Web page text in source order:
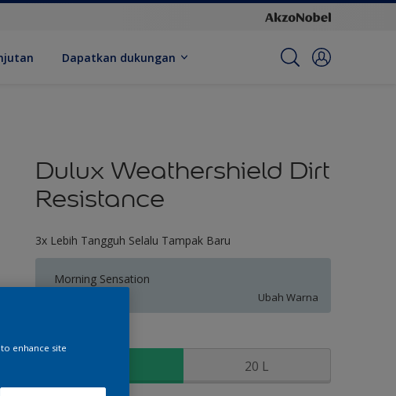
Dapatkan dukungan
Dulux Weathershield Dirt
Resistance
3x Lebih Tangguh Selalu Tampak Baru
Morning Sensation
Ubah Warna
20 L
enhance site